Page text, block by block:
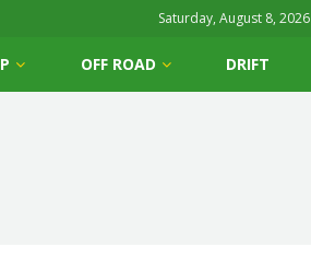
Saturday, August 8, 2026
OFF ROAD DRIFT